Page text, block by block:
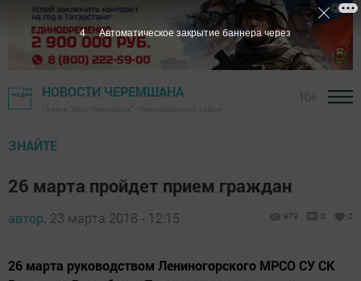
НОВОСТИ ЧЕРЕМШАНА
ЗНАЙТЕ
26 марта пройдет прием граждан
автор, 23 марта 2018 - 12:15 979 0 0
26 марта руководством Лениногорского МРСО СУ СК
3 Автоматическое закрытие баннера через